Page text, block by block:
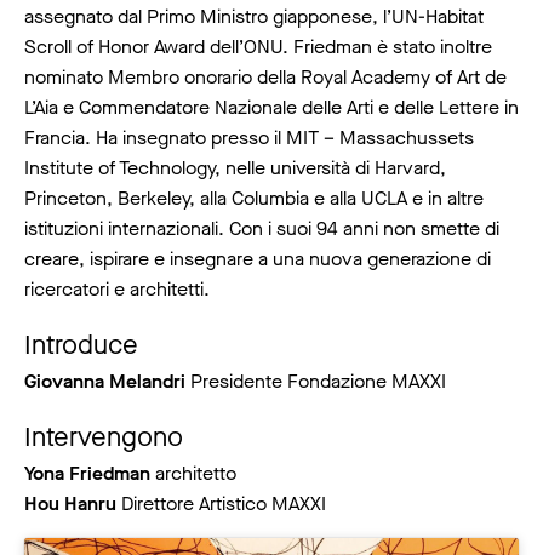
assegnato dal Primo Ministro giapponese, l’UN-Habitat
Scroll of Honor Award dell’ONU. Friedman è stato inoltre
nominato Membro onorario della Royal Academy of Art de
L’Aia e Commendatore Nazionale delle Arti e delle Lettere in
Francia. Ha insegnato presso il MIT – Massachussets
Institute of Technology, nelle università di Harvard,
Princeton, Berkeley, alla Columbia e alla UCLA e in altre
istituzioni internazionali. Con i suoi 94 anni non smette di
creare, ispirare e insegnare a una nuova generazione di
ricercatori e architetti.
Introduce
Giovanna Melandri Presidente Fondazione MAXXI
Intervengono
Yona Friedmanarchitetto
Hou Hanru Direttore Artistico MAXXI